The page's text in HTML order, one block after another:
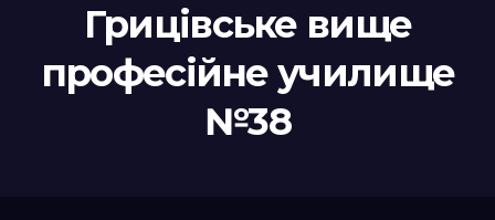
Грицівське вище
професійне училище
№38